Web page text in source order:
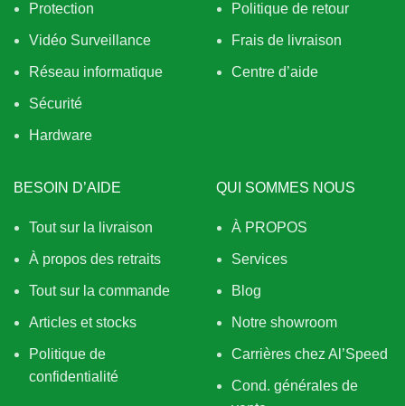
Protection
Vidéo Surveillance
Réseau informatique
Sécurité
Hardware
Politique de retour
Frais de livraison
Centre d’aide
BESOIN D’AIDE
Tout sur la livraison
À propos des retraits
Tout sur la commande
Articles et stocks
Politique de
confidentialité
QUI SOMMES NOUS
À PROPOS
Services
Blog
Notre showroom
Carrières chez Al’Speed
Cond. générales de